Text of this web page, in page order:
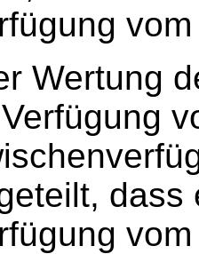
Wertung
dass